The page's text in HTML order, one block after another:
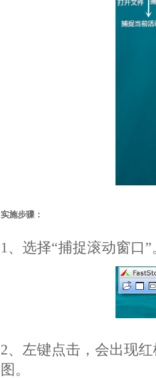
实施步骤：
1、选择“捕捉滚动窗口”
2、左键点击，会出现
图。